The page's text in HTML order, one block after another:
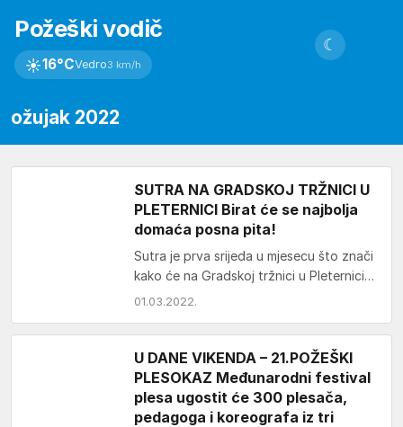
Požeški vodič
☀16°CVedro3 km/h
☾
ožujak 2022
SUTRA NA GRADSKOJ TRŽNICI U
PLETERNICI Birat će se najbolja
domaća posna pita!
Sutra je prva srijeda u mjesecu što znači
kako će na Gradskoj tržnici u Pleternici
opet biti zanimljivije nego obično…
01.03.2022.
U DANE VIKENDA – 21.POŽEŠKI
PLESOKAZ Međunarodni festival
plesa ugostit će 300 plesača,
pedagoga i koreografa iz tri